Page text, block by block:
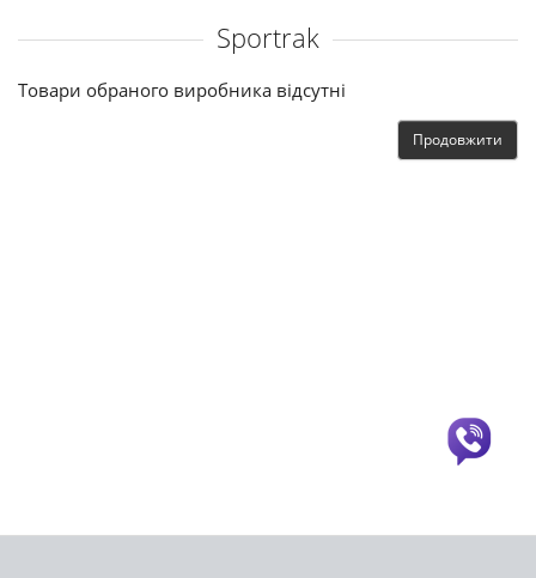
Sportrak
Товари обраного виробника відсутні
Продовжити